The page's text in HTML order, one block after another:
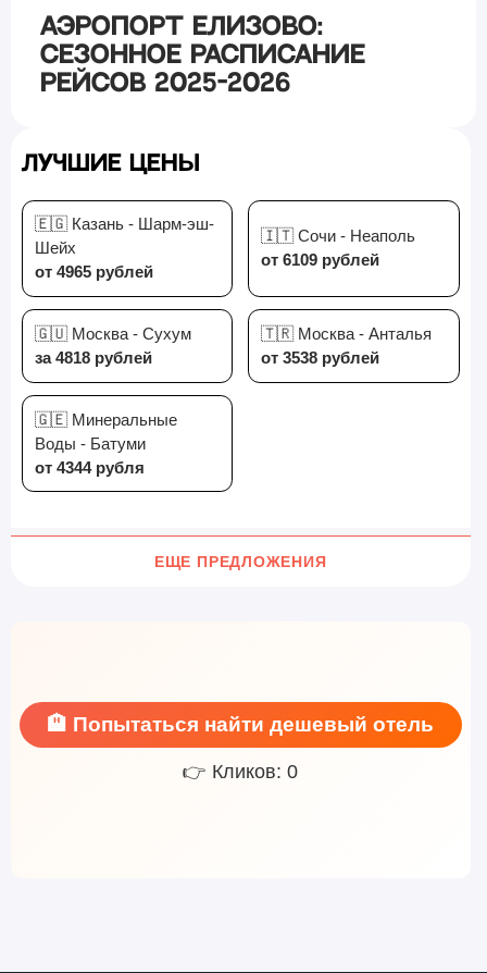
Аэропорт Елизово:
сезонное расписание
рейсов 2025-2026
Лучшие цены
🇪🇬 Казань - Шарм-эш-
Шейх
от 4965 рублей
🇮🇹 Сочи - Неаполь
от 6109 рублей
🇬🇺 Москва - Сухум
за 4818 рублей
🇹🇷 Москва - Анталья
от 3538 рублей
🇬🇪 Минеральные
Воды - Батуми
от 4344 рубля
ЕЩЕ ПРЕДЛОЖЕНИЯ
🏨 Попытаться найти дешевый отель
👉 Кликов: 0